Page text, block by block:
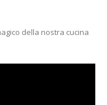
della nostra cucina